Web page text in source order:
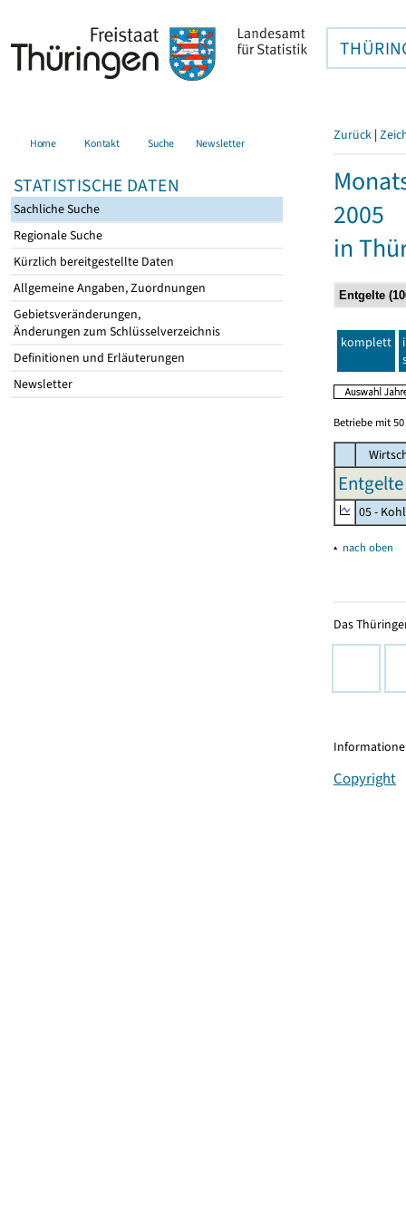
Home Kontakt Suche Newsletter
STATISTISCHE DATEN
Sachliche Suche
Regionale Suche
Kürzlich bereitgestellte Daten
Allgemeine Angaben, Zuordnungen
Gebietsveränderungen,
Änderungen zum Schlüsselverzeichnis
Definitionen und Erläuterungen
Newsletter
Zurück |
2005
in
komplett
Betriebe mit
05 -
▴ nach oben
Das
Copyright